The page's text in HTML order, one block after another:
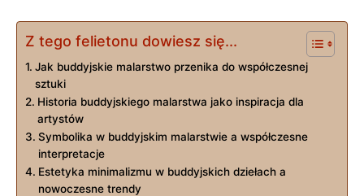
Z tego felietonu dowiesz się...
Jak buddyjskie malarstwo przenika do współczesnej
sztuki
Historia buddyjskiego malarstwa jako inspiracja dla
artystów
Symbolika w buddyjskim malarstwie a współczesne
interpretacje
Estetyka minimalizmu w buddyjskich dziełach a
nowoczesne trendy